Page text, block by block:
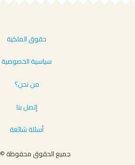
حقوق الملكية
سياسية الخصوصية
من نحن؟
إتصل بنا
أسئلة شائعة
جميع الحقوق محفوظة © 2026